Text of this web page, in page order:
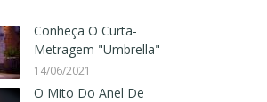
Conheça O Curta-
Metragem "Umbrella"
14/06/2021
O Mito Do Anel De